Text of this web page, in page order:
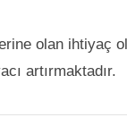
olan ihtiyaç
artırmaktadır.